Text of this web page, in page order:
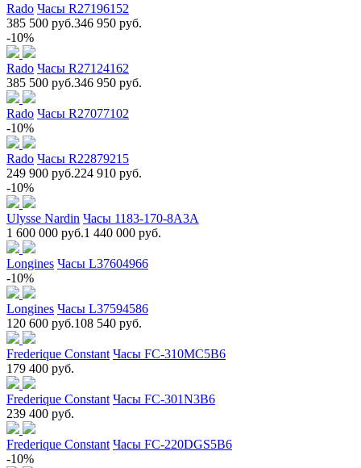
Rado Часы R27196152
385 500 руб.346 950 руб.
-10%
Rado Часы R27124162
385 500 руб.346 950 руб.
Rado Часы R27077102
-10%
Rado Часы R22879215
249 900 руб.224 910 руб.
-10%
Ulysse Nardin Часы 1183-170-8A3A
1 600 000 руб.1 440 000 руб.
Longines Часы L37604966
-10%
Longines Часы L37594586
120 600 руб.108 540 руб.
Frederique Constant Часы FC-310MC5B6
179 400 руб.
Frederique Constant Часы FC-301N3B6
239 400 руб.
Frederique Constant Часы FC-220DGS5B6
-10%